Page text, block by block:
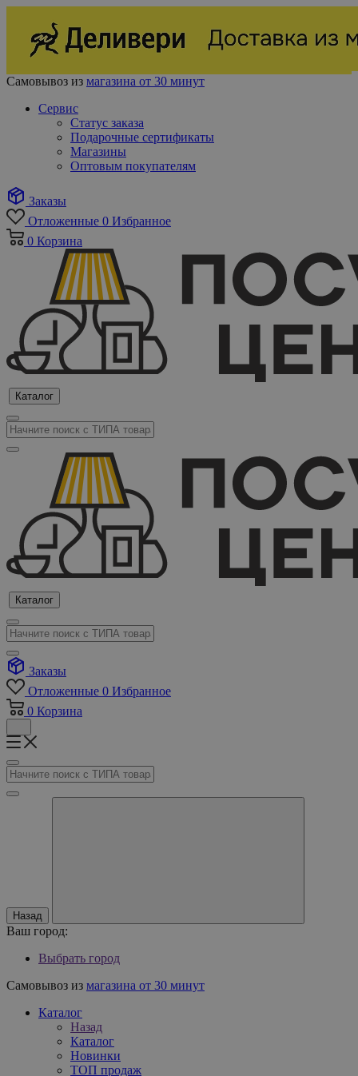
Самовывоз из магазина от 30 минут
Сервис
Статус заказа
Подарочные сертификаты
Магазины
Оптовым покупателям
Заказы
Отложенные 0 Избранное
0 Корзина
Каталог
Каталог
Заказы
Отложенные 0 Избранное
0 Корзина
Назад
Ваш город:
Выбрать город
Самовывоз из магазина от 30 минут
Каталог
Назад
Каталог
Новинки
ТОП продаж